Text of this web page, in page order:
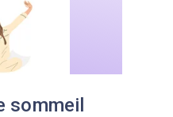
sommeil